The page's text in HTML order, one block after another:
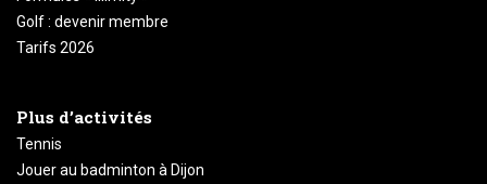
Golf : devenir membre
Tarifs 2026
Plus d’activités
Tennis
Jouer au badminton à Dijon